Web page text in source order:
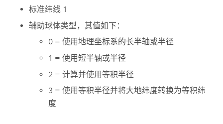
标准纬线 1
辅助球体类型，其值如下：
0 = 使用地理坐标系的长半轴或半径
1 = 使用短半轴或半径
2 = 计算并使用等积半径
3 = 使用等积半径并将大地纬度转换为等积纬
度